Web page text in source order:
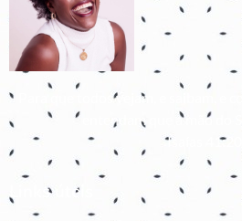
Para que todos vejam, e saibam, e
entendam que a mão do
Isaías 41:20
Links úteis